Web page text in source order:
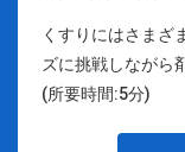
くすりにはさまざ
ズに挑戦しながら
(所要時間:5分)